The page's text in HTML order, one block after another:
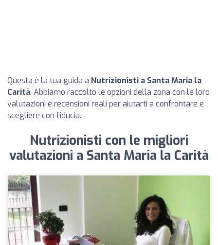
Questa è la tua guida a Nutrizionisti a Santa Maria la
Carità. Abbiamo raccolto le opzioni della zona con le loro
valutazioni e recensioni reali per aiutarti a confrontare e
scegliere con fiducia.
Nutrizionisti con le migliori
valutazioni a Santa Maria la Carità